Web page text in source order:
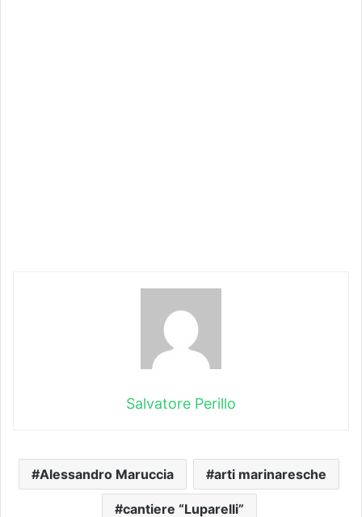
Salvatore Perillo
Alessandro Maruccia arti marinaresche
cantiere “Luparelli”